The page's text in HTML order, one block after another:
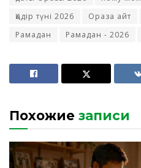
Қадір түні 2026
Ораза айт
Рамадан
Рамадан - 2026
Похожие записи